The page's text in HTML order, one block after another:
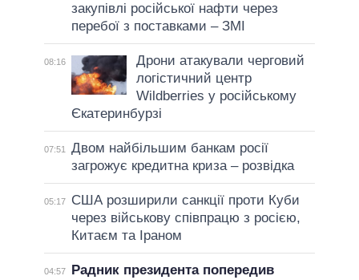
закупівлі російської нафти через
перебої з поставками – ЗМІ
08:16
Дрони атакували черговий
логістичний центр
Wildberries у російському
Єкатеринбурзі
07:51
Двом найбільшим банкам росії
загрожує кредитна криза – розвідка
05:17
США розширили санкції проти Куби
через військову співпрацю з росією,
Китаєм та Іраном
04:57
Радник президента попередив